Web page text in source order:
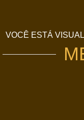
VOCÊ ESTÁ